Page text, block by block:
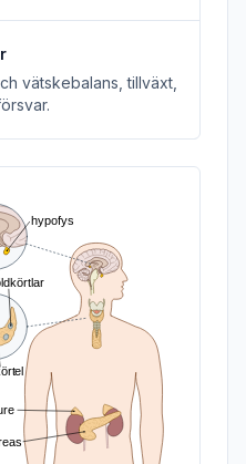
vätskebalans, tillväxt,